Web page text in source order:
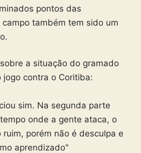
pontos das
também tem sido um
a situação do gramado
jogo contra o Coritiba:
sim. Na segunda parte
onde a gente ataca, o
ruim, porém não é desculpa e
aprendizado"